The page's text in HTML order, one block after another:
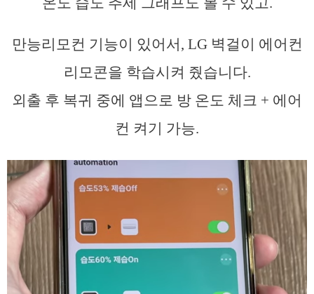
만능리모컨 기능이 있어서, LG 벽걸이 에어컨
리모콘을 학습시켜 줬습니다.
외출 후 복귀 중에 앱으로 방 온도 체크 + 에어
컨 켜기 가능.